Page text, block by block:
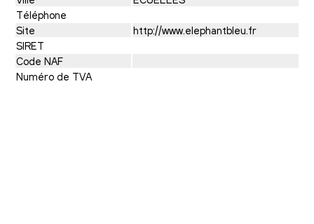
Téléphone
Site
http://www.elephantbleu.fr
SIRET
Code NAF
Numéro de TVA